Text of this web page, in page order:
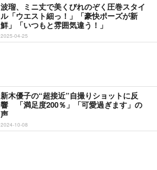
波瑠、ミニ丈で美くびれのぞく圧巻スタイ
ル「ウエスト細っ！」「豪快ポーズが新
鮮」「いつもと雰囲気違う！」
2025-04-25
新木優子の“超接近”自撮りショットに反
響 「満足度200％」「可愛過ぎます」の
声
2024-10-08